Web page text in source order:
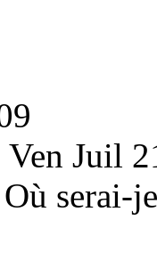
Ven Juil
Où serai-